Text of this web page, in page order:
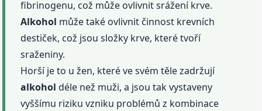
fibrinogenu, což může ovlivnit srážení krve.
Alkohol může také ovlivnit činnost krevních
destiček, což jsou složky krve, které tvoří
sraženiny.
Horší je to u žen, které ve svém těle zadržují
alkohol déle než muži, a jsou tak vystaveny
vyššímu riziku vzniku problémů z kombinace